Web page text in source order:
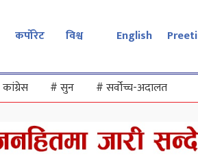
कर्पोरेट विश्व English Preeti
कांग्रेस #सुन #सर्वोच्च-अदालत